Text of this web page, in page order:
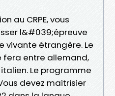
au CRPE, vous
l&#039;épreuve
vivante étrangère. Le
fera entre allemand,
Le programme
devez maitrisier